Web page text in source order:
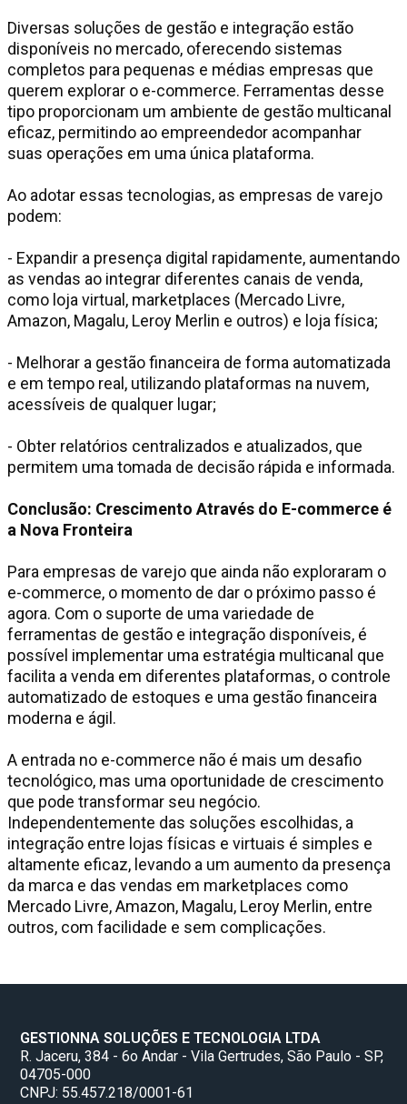
Diversas soluções de gestão e integração estão
disponíveis no mercado, oferecendo sistemas
completos para pequenas e médias empresas que
querem explorar o e-commerce. Ferramentas desse
tipo proporcionam um ambiente de gestão multicanal
eficaz, permitindo ao empreendedor acompanhar
suas operações em uma única plataforma.
Ao adotar essas tecnologias, as empresas de varejo
podem:
- Expandir a presença digital rapidamente, aumentando
as vendas ao integrar diferentes canais de venda,
como loja virtual, marketplaces (Mercado Livre,
Amazon, Magalu, Leroy Merlin e outros) e loja física;
- Melhorar a gestão financeira de forma automatizada
e em tempo real, utilizando plataformas na nuvem,
acessíveis de qualquer lugar;
- Obter relatórios centralizados e atualizados, que
permitem uma tomada de decisão rápida e informada.
Conclusão: Crescimento Através do E-commerce é
a Nova Fronteira
Para empresas de varejo que ainda não exploraram o
e-commerce, o momento de dar o próximo passo é
agora. Com o suporte de uma variedade de
ferramentas de gestão e integração disponíveis, é
possível implementar uma estratégia multicanal que
facilita a venda em diferentes plataformas, o controle
automatizado de estoques e uma gestão financeira
moderna e ágil.
A entrada no e-commerce não é mais um desafio
tecnológico, mas uma oportunidade de crescimento
que pode transformar seu negócio.
Independentemente das soluções escolhidas, a
integração entre lojas físicas e virtuais é simples e
altamente eficaz, levando a um aumento da presença
da marca e das vendas em marketplaces como
Mercado Livre, Amazon, Magalu, Leroy Merlin, entre
outros, com facilidade e sem complicações.
GESTIONNA SOLUÇÕES E TECNOLOGIA LTDA
R. Jaceru, 384 - 6o Andar - Vila Gertrudes, São Paulo - SP,
04705-000
CNPJ: 55.457.218/0001-61